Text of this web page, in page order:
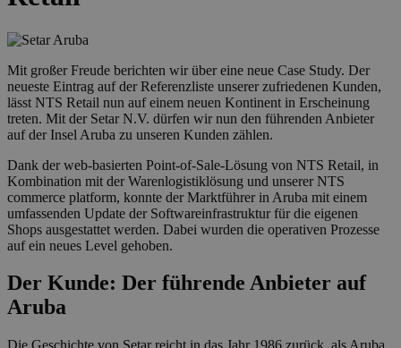
Mit großer Freude berichten wir über eine neue Case Study. Der
neueste Eintrag auf der Referenzliste unserer zufriedenen Kunden,
lässt NTS Retail nun auf einem neuen Kontinent in Erscheinung
treten. Mit der Setar N.V. dürfen wir nun den führenden Anbieter
auf der Insel Aruba zu unseren Kunden zählen.
Dank der web-basierten Point-of-Sale-Lösung von NTS Retail, in
Kombination mit der Warenlogistiklösung und unserer NTS
commerce platform, konnte der Marktführer in Aruba mit einem
umfassenden Update der Softwareinfrastruktur für die eigenen
Shops ausgestattet werden. Dabei wurden die operativen Prozesse
auf ein neues Level gehoben.
Der Kunde: Der führende Anbieter auf
Aruba